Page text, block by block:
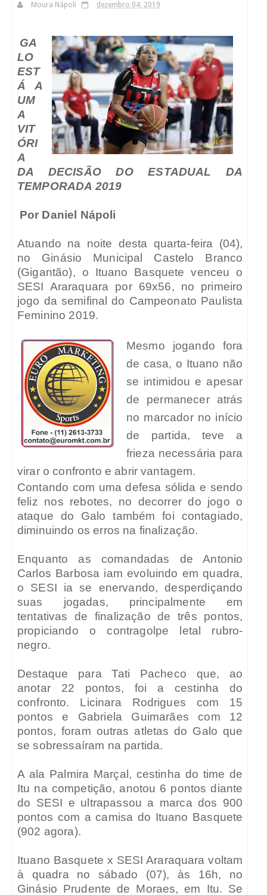
Moura Nápoli dezembro 04, 2019
GA
LO
EST
Á A
UM
A
VIT
ÓRI
A
DA DECISÃO DO ESTADUAL DA
TEMPORADA 2019
Por Daniel Nápoli
Atuando na noite desta quarta-feira (04),
no Ginásio Municipal Castelo Branco
(Gigantão), o Ituano Basquete venceu o
SESI Araraquara por 69x56, no primeiro
jogo da semifinal do Campeonato Paulista
Feminino 2019.
Mesmo jogando fora
de casa, o Ituano não
se intimidou e apesar
de permanecer atrás
no marcador no início
de partida, teve a
frieza necessária para
virar o confronto e abrir vantagem.
Contando com uma defesa sólida e sendo
feliz nos rebotes, no decorrer do jogo o
ataque do Galo também foi contagiado,
diminuindo os erros na finalização.
Enquanto as comandadas de Antonio
Carlos Barbosa iam evoluindo em quadra,
o SESI ia se enervando, desperdiçando
suas jogadas, principalmente em
tentativas de finalização de três pontos,
propiciando o contragolpe letal rubro-
negro.
Destaque para Tati Pacheco que, ao
anotar 22 pontos, foi a cestinha do
confronto. Licinara Rodrigues com 15
pontos e Gabriela Guimarães com 12
pontos, foram outras atletas do Galo que
se sobressaíram na partida.
A ala Palmira Marçal, cestinha do time de
Itu na competição, anotou 6 pontos diante
do SESI e ultrapassou a marca dos 900
pontos com a camisa do Ituano Basquete
(902 agora).
Ituano Basquete x SESI Araraquara voltam
à quadra no sábado (07), às 16h, no
Ginásio Prudente de Moraes, em Itu. Se